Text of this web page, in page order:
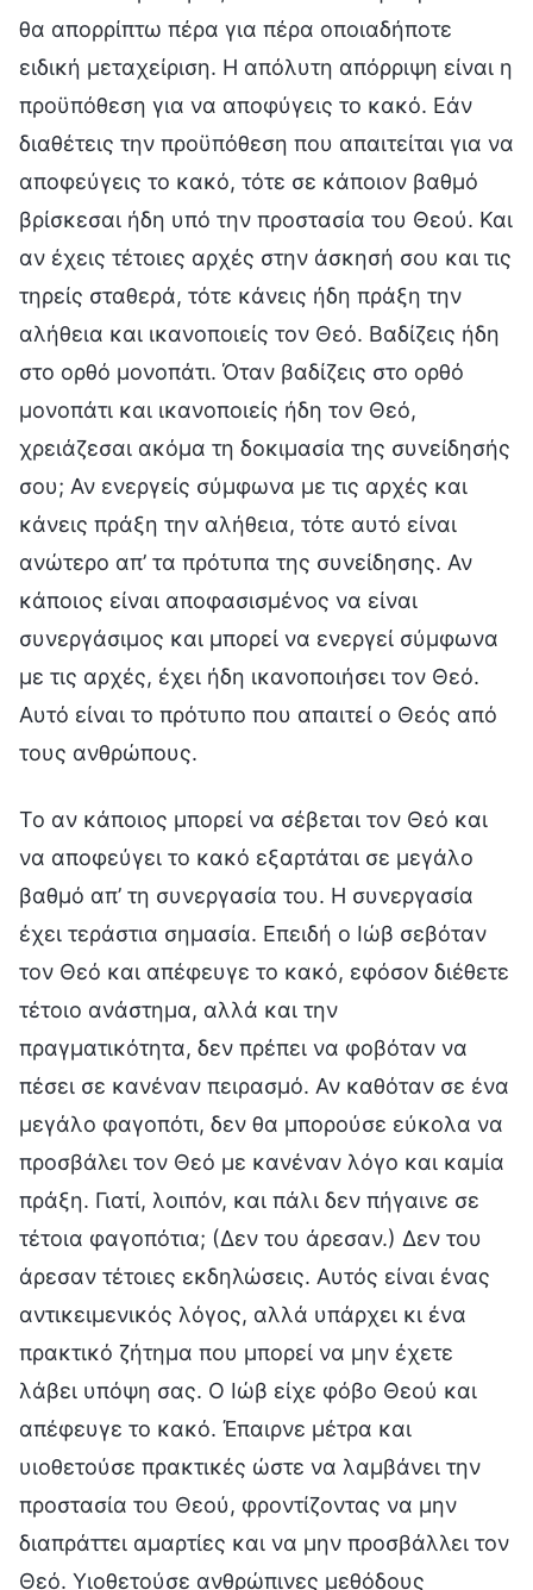
θα απορρίπτω πέρα για πέρα οποιαδήποτε
ειδική μεταχείριση. Η απόλυτη απόρριψη είναι η
προϋπόθεση για να αποφύγεις το κακό. Εάν
διαθέτεις την προϋπόθεση που απαιτείται για να
αποφεύγεις το κακό, τότε σε κάποιον βαθμό
βρίσκεσαι ήδη υπό την προστασία του Θεού. Και
αν έχεις τέτοιες αρχές στην άσκησή σου και τις
τηρείς σταθερά, τότε κάνεις ήδη πράξη την
αλήθεια και ικανοποιείς τον Θεό. Βαδίζεις ήδη
στο ορθό μονοπάτι. Όταν βαδίζεις στο ορθό
μονοπάτι και ικανοποιείς ήδη τον Θεό,
χρειάζεσαι ακόμα τη δοκιμασία της συνείδησής
σου; Αν ενεργείς σύμφωνα με τις αρχές και
κάνεις πράξη την αλήθεια, τότε αυτό είναι
ανώτερο απ’ τα πρότυπα της συνείδησης. Αν
κάποιος είναι αποφασισμένος να είναι
συνεργάσιμος και μπορεί να ενεργεί σύμφωνα
με τις αρχές, έχει ήδη ικανοποιήσει τον Θεό.
Αυτό είναι το πρότυπο που απαιτεί ο Θεός από
τους ανθρώπους.
Το αν κάποιος μπορεί να σέβεται τον Θεό και
να αποφεύγει το κακό εξαρτάται σε μεγάλο
βαθμό απ’ τη συνεργασία του. Η συνεργασία
έχει τεράστια σημασία. Επειδή ο Ιώβ σεβόταν
τον Θεό και απέφευγε το κακό, εφόσον διέθετε
τέτοιο ανάστημα, αλλά και την
πραγματικότητα, δεν πρέπει να φοβόταν να
πέσει σε κανέναν πειρασμό. Αν καθόταν σε ένα
μεγάλο φαγοπότι, δεν θα μπορούσε εύκολα να
προσβάλει τον Θεό με κανέναν λόγο και καμία
πράξη. Γιατί, λοιπόν, και πάλι δεν πήγαινε σε
τέτοια φαγοπότια; (Δεν του άρεσαν.) Δεν του
άρεσαν τέτοιες εκδηλώσεις. Αυτός είναι ένας
αντικειμενικός λόγος, αλλά υπάρχει κι ένα
πρακτικό ζήτημα που μπορεί να μην έχετε
λάβει υπόψη σας. Ο Ιώβ είχε φόβο Θεού και
απέφευγε το κακό. Έπαιρνε μέτρα και
υιοθετούσε πρακτικές ώστε να λαμβάνει την
προστασία του Θεού, φροντίζοντας να μην
διαπράττει αμαρτίες και να μην προσβάλλει τον
Θεό. Υιοθετούσε ανθρώπινες μεθόδους